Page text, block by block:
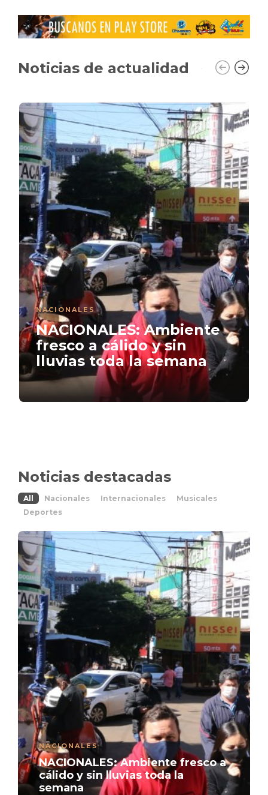
Noticias de actualidad
NACIONALES
NACIONALES: Ambiente
fresco a cálido y sin
lluvias toda la semana
Noticias destacadas
All Nacionales Internacionales
Musicales
Deportes
NACIONALES
NACIONALES: Ambiente fresco a
cálido y sin lluvias toda la
semana